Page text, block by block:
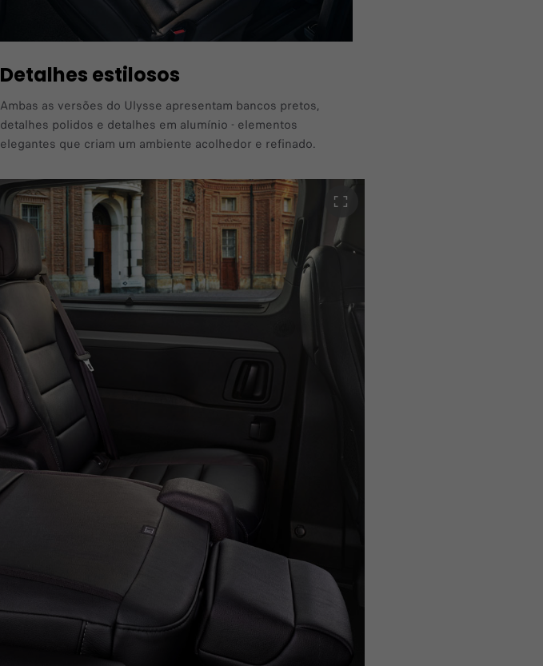
Detalhes estilosos
Ambas as versões do Ulysse apresentam bancos pretos,
detalhes polidos e detalhes em alumínio - elementos
elegantes que criam um ambiente acolhedor e refinado. ​